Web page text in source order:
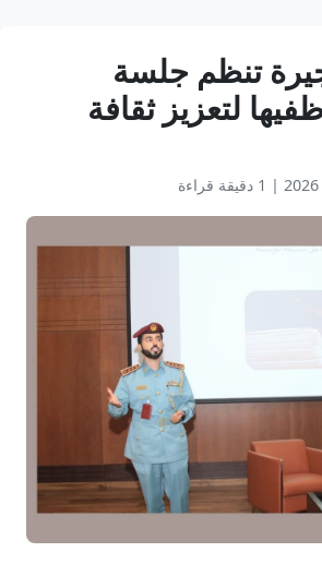
تنظم جلسة
لتعزيز ثقافة
| 1 دقيقة قراءة